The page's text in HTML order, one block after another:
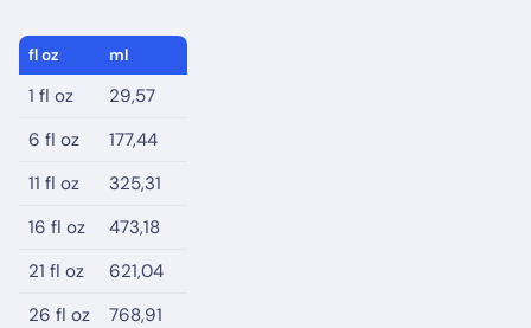
fl oz ml
1 fl oz
29,57
6 fl oz
177,44
11 fl oz
325,31
16 fl oz
473,18
21 fl oz
621,04
26 fl oz
768,91